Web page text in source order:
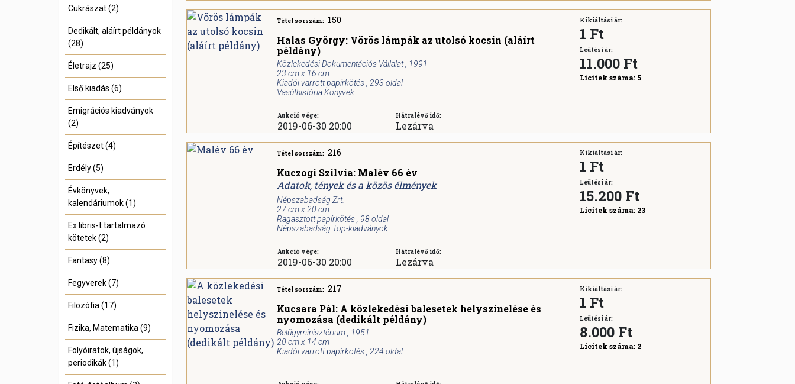
Cukrászat (2)
Dedikált, aláírt példányok
(28)
Életrajz (25)
Első kiadás (6)
Emigrációs kiadványok
(2)
Építészet (4)
Erdély (5)
Évkönyvek,
kalendáriumok (1)
Ex libris-t tartalmazó
kötetek (2)
Fantasy (8)
Fegyverek (7)
Filozófia (17)
Fizika, Matematika (9)
Folyóiratok, újságok,
periodikák (1)
Tétel sorszám: 150
Halas György: Vörös lámpák az utolsó kocsin (aláírt
példány)
Közlekedési Dokumentációs Vállalat , 1991
23 cm x 16 cm
Kiadói varrott papírkötés , 293 oldal
Vasúthistória Könyvek
Aukció vége:
2019-06-30 20:00
Hátralévő idő:
Lezárva
Kikiáltási ár:
1 Ft
Leütési ár:
11.000 Ft
Licitek száma: 5
Tétel sorszám: 216
Kuczogi Szilvia: Malév 66 év
Adatok, tények és a közös élmények
Népszabadság Zrt.
27 cm x 20 cm
Ragasztott papírkötés , 98 oldal
Népszabadság Top-kiadványok
Aukció vége:
2019-06-30 20:00
Hátralévő idő:
Lezárva
Kikiáltási ár:
1 Ft
Leütési ár:
15.200 Ft
Licitek száma: 23
Tétel sorszám: 217
Kucsara Pál: A közlekedési balesetek helyszinelése és
nyomozása (dedikált példány)
Belügyminisztérium , 1951
20 cm x 14 cm
Kiadói varrott papírkötés , 224 oldal
Kikiáltási ár:
1 Ft
Leütési ár:
8.000 Ft
Licitek száma: 2